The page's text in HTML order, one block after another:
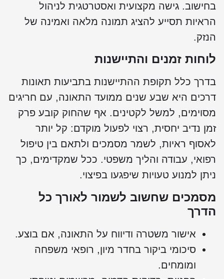
גישה מקצועית ואסטרטגית לניהול
תסייע להציג תמונה מלאה ואמינה של
זמנים והתיישנות
כלל תקופת ההתיישנות בתביעות תאונות
היא שבע שנים ממועד התאונה, עם חריגים
למשל לקטינים. אף שהחוק קובע פרק
נדיב יחסית, רצוי לפעול מוקדם: קל יותר
ראיות, לשמר מסמכים ולתאם בין טיפול
עבודה והליך משפטי. ככל שמקדימים, כך
למנוע טעויות שיפגעו בפיצוי.
שחשוב לשמור לאורך כל
אישור משטרה ודיווח על התאונה, אם בוצע.
סיכומי ביקור בחדר מיון, רופאי משפחה
ומומחים.